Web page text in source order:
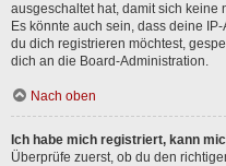
ausgeschaltet hat, damit sich
Es könnte auch sein, dass deine
du dich registrieren möchtest,
dich an die Board-Administration.
Nach oben
Ich habe mich registriert, kann
Überprüfe zuerst, ob du den